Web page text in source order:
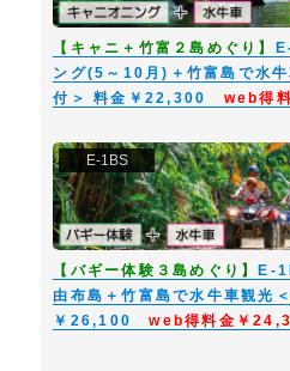
旅行業務取扱管理者とは、取り扱う販売
す。この旅行契約に関し、担当者からの
ら、ご遠慮なく取扱管理者にお尋ね下さ
利用バス会社 西表島：いりおもて観光
【キャニ＋竹富２島めぐり】
ング(5～10月)＋竹富島で水
付＞ 料金￥22,300 web得
E-1BS
【バギー体験３島めぐり】E-
由布島＋竹富島で水牛車観光
￥26,100web得料金￥